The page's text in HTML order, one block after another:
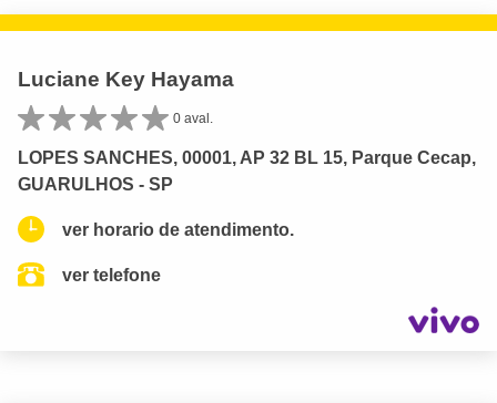
Luciane Key Hayama
0 aval.
LOPES SANCHES, 00001, AP 32 BL 15, Parque Cecap,
GUARULHOS - SP
ver horario de atendimento.
ver telefone